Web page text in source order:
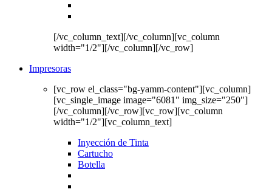
[/vc_column_text][/vc_column][vc_column
width="1/2"][/vc_column][/vc_row]
Impresoras
[vc_row el_class="bg-yamm-content"][vc_column]
[vc_single_image image="6081" img_size="250"]
[/vc_column][/vc_row][vc_row][vc_column
width="1/2"][vc_column_text]
Inyección de Tinta
Cartucho
Botella